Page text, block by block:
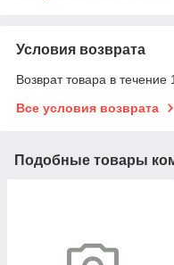
Условия возврата
Возврат товара в
Все условия возврата
Подобные товары